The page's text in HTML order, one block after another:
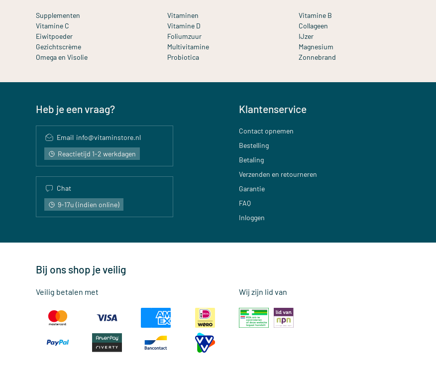
Supplementen Vitaminen
Vitamine B
Vitamine C
Vitamine D
Collageen
Eiwitpoeder
Foliumzuur
IJzer
Gezichtscrème
Multivitamine
Magnesium
Omega en Visolie
Probiotica Zonnebrand
Heb je een vraag?
Email info@vitaminstore.nl
Reactietijd 1-2 werkdagen
Chat
9-17u (indien online)
Klantenservice
Contact opnemen
Bestelling
Betaling
Verzenden en retourneren
Garantie
FAQ
Inloggen
Bij ons shop je veilig
Veilig betalen met Wij zijn lid van